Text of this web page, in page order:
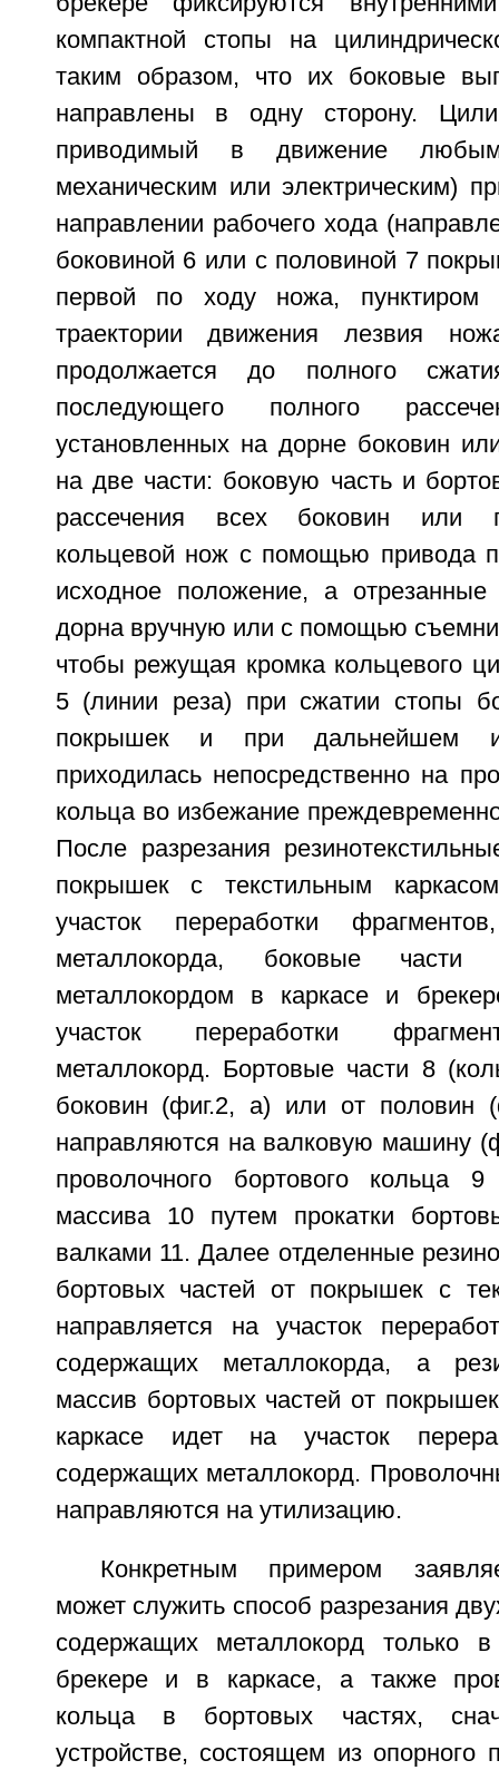
компактной стопы на
таким образом, что их боковые
направлены в одну сторону.
приводимый в движение любым
механическим или электрическим)
направлении рабочего хода
боковиной 6 или с половиной 7
первой по ходу ножа, пунктиром
траектории движения лезвия
продолжается до полного
последующего полного
установленных на дорне боковин
на две части: боковую часть и
рассечения всех боковин или
кольцевой нож с помощью привода
исходное положение, а
дорна вручную или с помощью
чтобы режущая кромка кольцевого
5 (линии реза) при сжатии стопы
покрышек и при дальнейшем
приходилась непосредственно на
кольца во избежание
После разрезания
покрышек с текстильным
участок переработки
металлокорда, боковые
металлокордом в каркасе и
участок переработки
металлокорд. Бортовые части 8
боковин (фиг.2, а) или от половин
направляются на валковую машину
проволочного бортового кольца 9
массива 10 путем прокатки
валками 11. Далее отделенные
бортовых частей от покрышек с
направляется на участок
содержащих металлокорда, а
массив бортовых частей от
каркасе идет на участок
содержащих металлокорд.
направляются на утилизацию.
Конкретным примером
может служить способ разрезания
содержащих металлокорд только
брекере и в каркасе, а также
кольца в бортовых частях,
устройстве, состоящем из опорного